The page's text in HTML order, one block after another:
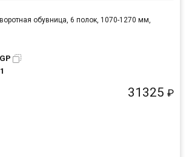
обувница, 6 полок, 1070-1270 мм,
31325 ₽